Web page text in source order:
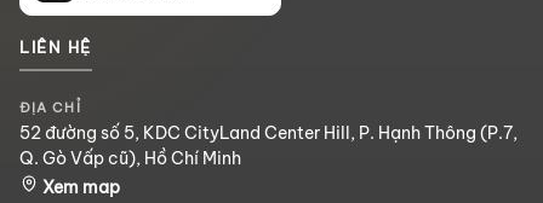
LIÊN HỆ
ĐỊA CHỈ
52 đường số 5, KDC CityLand Center Hill, P. Hạnh Thông (P.7,
Q. Gò Vấp cũ), Hồ Chí Minh
Xem map